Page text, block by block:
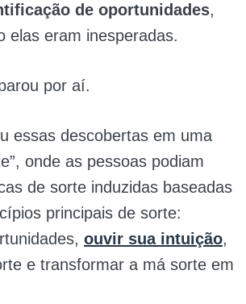
de oportunidades,
elas eram inesperadas.
por aí.
essas descobertas em uma
onde as pessoas podiam
de sorte induzidas baseadas
principais de sorte:
ouvir sua intuição,
e transformar a má sorte em